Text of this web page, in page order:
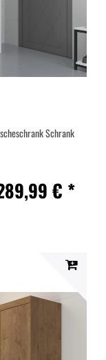
Schrank
€ *